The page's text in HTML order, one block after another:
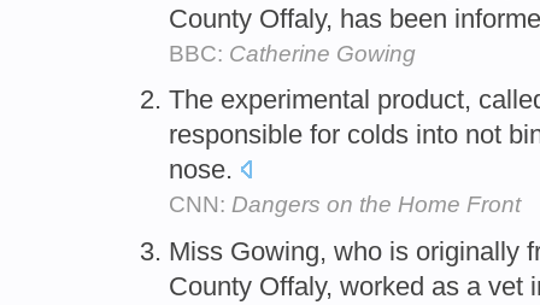
County Offaly, has been
BBC: Catherine Gowing
The experimental product,
responsible for colds into not
nose.
CNN: Dangers on the Home Front
Miss Gowing, who is originally
County Offaly, worked as a vet